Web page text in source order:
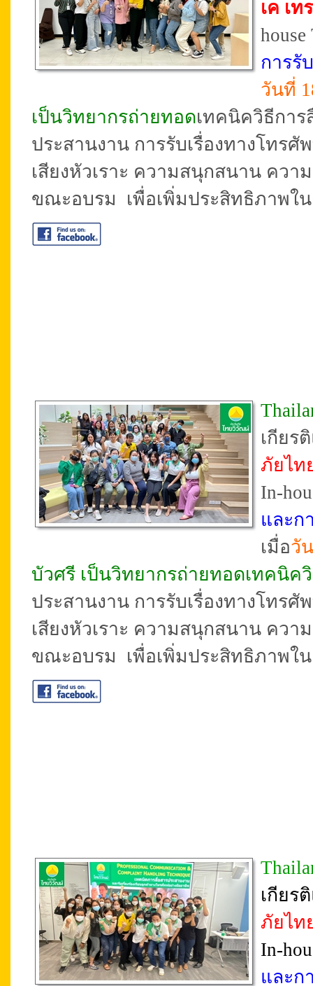
เค เท
การรั
วันที่
เป็นวิทยากรถ่ายทอดเทคนิควิธีกา
ประสานงาน การรับเรื่องทางโทร
เสียงหัวเราะ ความสนุกสนาน คว
ขณะอบรม เพื่อเพิ่มประสิทธิภาพใน
เกียร
ภัยไ
In-
และก
เมื่อวั
บัวศรี เป็นวิทยากรถ่ายทอดเทคนิค
ประสานงาน การรับเรื่องทางโทร
เสียงหัวเราะ ความสนุกสนาน คว
ขณะอบรม เพื่อเพิ่มประสิทธิภาพใน
เกียร
ภัยไท
In-
และก